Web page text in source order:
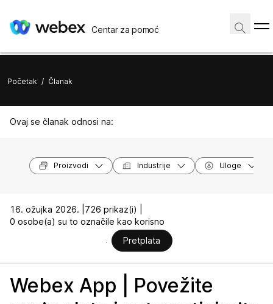
Centar za pomoć
Početak / Članak
Ovaj se članak odnosi na:
Proizvodi Industrije Uloge
16. ožujka 2026. | 726 prikaz(i) |
0 osobe(a) su to označile kao korisno
Pretplata
Webex App | Povežite